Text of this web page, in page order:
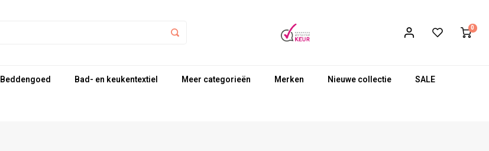
0
Beddengoed Bad- en keukentextiel Meer categorieën Merken Nieuwe collectie SALE